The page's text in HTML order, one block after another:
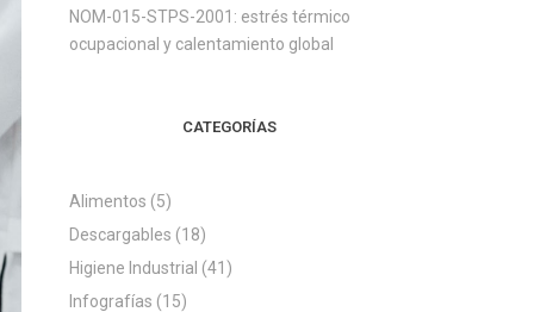
NOM-015-STPS-2001: estrés térmico
ocupacional y calentamiento global
CATEGORÍAS
Alimentos (5)
Descargables (18)
Higiene Industrial (41)
Infografías (15)